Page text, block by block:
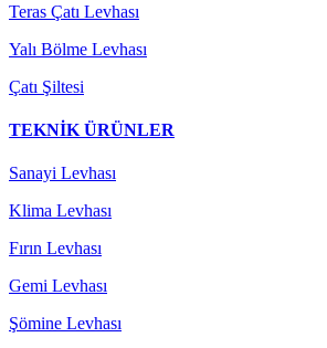
Teras Çatı Levhası
Yalı Bölme Levhası
Çatı Şiltesi
TEKNİK ÜRÜNLER
Sanayi Levhası
Klima Levhası
Fırın Levhası
Gemi Levhası
Şömine Levhası